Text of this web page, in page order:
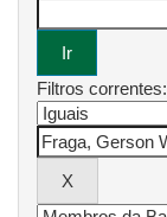
Filtros correntes: